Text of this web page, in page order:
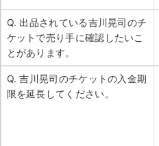
Q. 出品されている吉川晃司のチ
ケットで売り手に確認したいこ
とがあります。
Q. 吉川晃司のチケットの入金期
限を延長してください。